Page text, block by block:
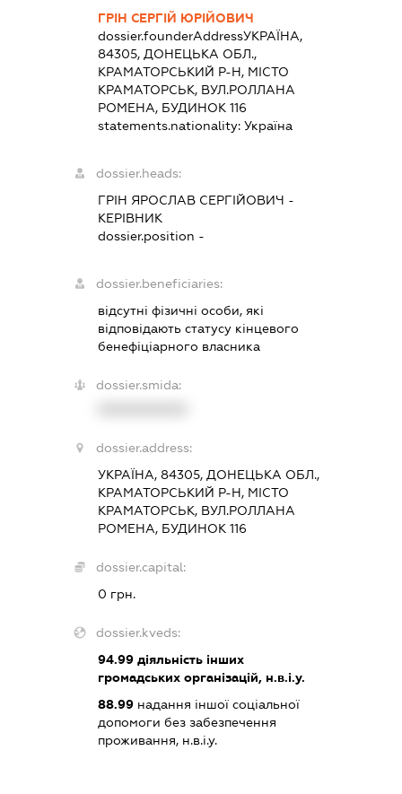
ГРІН СЕРГІЙ ЮРІЙОВИЧ
dossier.founderAddressУКРАЇНА,
84305, ДОНЕЦЬКА ОБЛ.,
КРАМАТОРСЬКИЙ Р-Н, МІСТО
КРАМАТОРСЬК, ВУЛ.РОЛЛАНА
РОМЕНА, БУДИНОК 116
statements.nationality:Україна
dossier.heads:
ГРІН ЯРОСЛАВ СЕРГІЙОВИЧ -
КЕРІВНИК
dossier.position -
dossier.beneficiaries:
відсутні фізичні особи, які
відповідають статусу кінцевого
бенефіціарного власника
dossier.smida:
dossier.address:
УКРАЇНА, 84305, ДОНЕЦЬКА ОБЛ.,
КРАМАТОРСЬКИЙ Р-Н, МІСТО
КРАМАТОРСЬК, ВУЛ.РОЛЛАНА
РОМЕНА, БУДИНОК 116
dossier.capital:
0 грн.
dossier.kveds:
94.99 діяльність інших
громадських організацій, н.в.і.у.
88.99 надання іншої соціальної
допомоги без забезпечення
проживання, н.в.і.у.